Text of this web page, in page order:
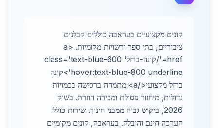
קונים מקצועיים בעראבה כוללים קבלנים
ציבוריים, בתי ספר ורשויות מקומיות. <a
href='/קונה-ברזל' class='text-blue-600
hover:text-blue-800 underline'>קונה
ברזל מקצועי</a> מתמחה ברכישה בכמויות
גדולות, מיחזור פסולת ומכירה חוזרת. בשוק
2026, ביקוש גבוה ממבני חינוך. שירות כולל
הערכה חינם והובלה. בעראבה, קונים מקומיים